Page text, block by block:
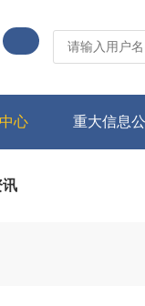
心 重大信息
讯